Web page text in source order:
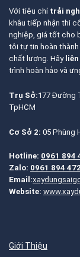
Với tiêu chí trải
khâu tiếp nhận thi
nghiệp, giá tốt cho
tôi tự tin hoàn
chất lượng. Hãy
trình hoàn hảo và
Trụ Sở:177 Đường
TpHCM
Cơ Sở 2: 05 Phùng
Hotline: 0961 894
Zalo: 0961 894 472
Email:
Website:
Giới Thiệu